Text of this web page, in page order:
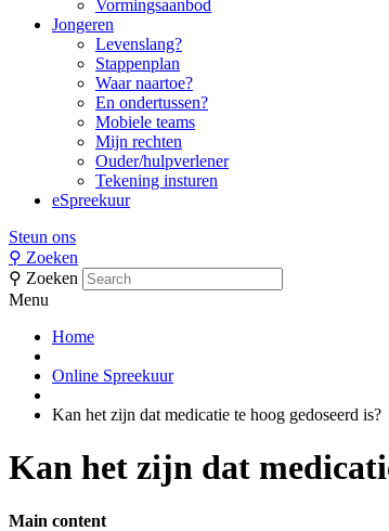
Vormingsaanbod
Jongeren
Levenslang?
Stappenplan
Waar naartoe?
En ondertussen?
Mobiele teams
Mijn rechten
Ouder/hulpverlener
Tekening insturen
eSpreekuur
Steun ons
⚲ Zoeken
⚲ Zoeken
Menu
Home
Online Spreekuur
Kan het zijn dat medicatie te hoog gedoseerd is?
Kan het zijn dat
Main content